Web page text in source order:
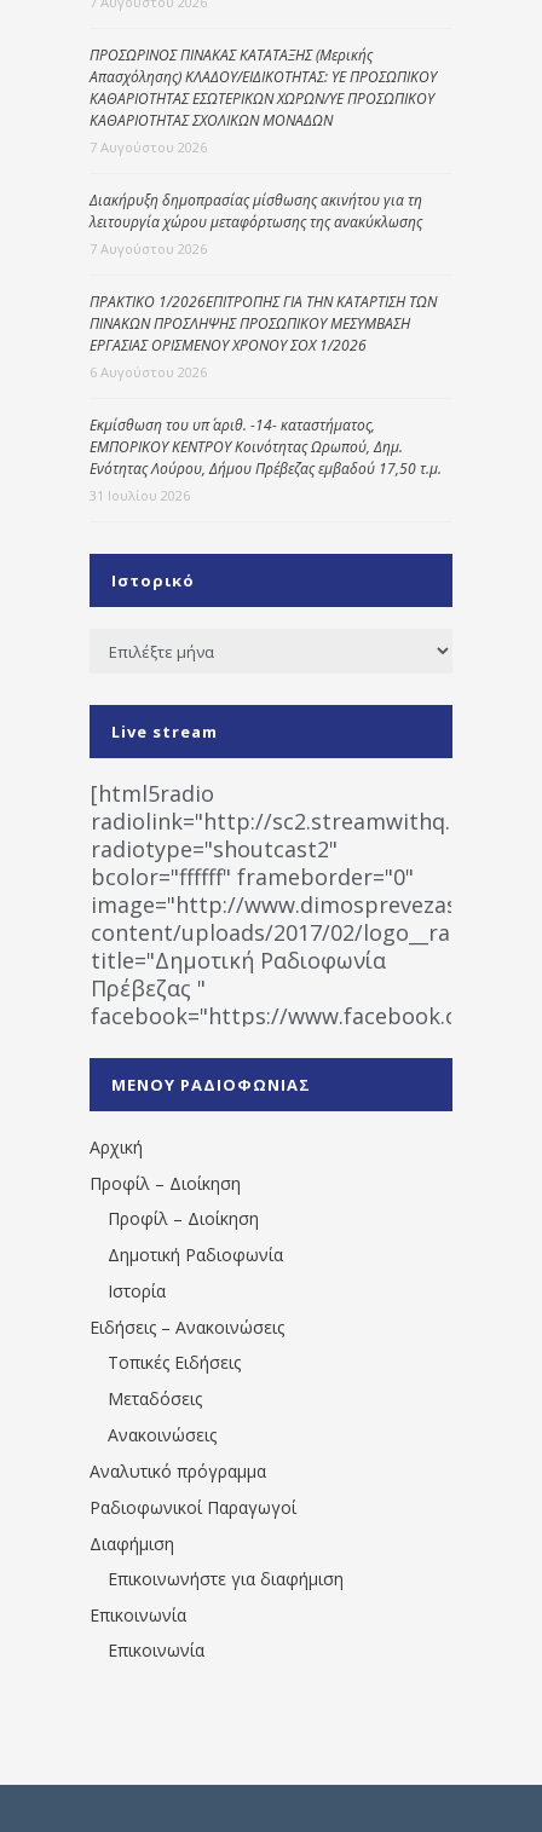
ΠΡΟΣΩΡΙΝΟΣ ΠΙΝΑΚΑΣ ΚΑΤΑΤΑΞΗΣ (Μερικής
Απασχόλησης) ΚΛΑΔΟΥ/ΕΙΔΙΚΟΤΗΤΑΣ: ΥΕ ΠΡΟΣΩΠΙΚΟΥ
ΚΑΘΑΡΙΟΤΗΤΑΣ ΕΣΩΤΕΡΙΚΩΝ ΧΩΡΩΝ/ΥΕ ΠΡΟΣΩΠΙΚΟΥ
ΚΑΘΑΡΙΟΤΗΤΑΣ ΣΧΟΛΙΚΩΝ ΜΟΝΑΔΩΝ
7 Αυγούστου 2026
Διακήρυξη δημοπρασίας μίσθωσης ακινήτου για τη
λειτουργία χώρου μεταφόρτωσης της ανακύκλωσης
7 Αυγούστου 2026
ΠΡΑΚΤΙΚΟ 1/2026ΕΠΙΤΡΟΠΗΣ ΓΙΑ ΤΗΝ ΚΑΤΑΡΤΙΣΗ ΤΩΝ
ΠΙΝΑΚΩΝ ΠΡΟΣΛΗΨΗΣ ΠΡΟΣΩΠΙΚΟΥ ΜΕΣΥΜΒΑΣΗ
ΕΡΓΑΣΙΑΣ ΟΡΙΣΜΕΝΟΥ ΧΡΟΝΟΥ ΣΟΧ 1/2026
6 Αυγούστου 2026
Εκμίσθωση του υπ΄ αριθ. -14- καταστήματος,
ΕΜΠΟΡΙΚΟΥ ΚΕΝΤΡΟΥ Κοινότητας Ωρωπού, Δημ.
Ενότητας Λούρου, Δήμου Πρέβεζας εμβαδού 17,50 τ.μ.
31 Ιουλίου 2026
Ιστορικό
Ιστορικό
Live stream
[html5radio
radiolink="http://
radiotype="shoutcast2"
bcolor="ffffff" frameborder="0"
image="http://www.dimosprevezas.gr/wp-
content/uploads/2017/02/
title="Δημοτική Ραδιοφωνία
Πρέβεζας "
facebook="https://www.facebook.com/
1531194763766854/" artist="" ]
ΜΕΝΟΥ ΡΑΔΙΟΦΩΝΙΑΣ
Αρχική
Προφίλ – Διοίκηση
Προφίλ – Διοίκηση
Δημοτική Ραδιοφωνία
Ιστορία
Ειδήσεις – Ανακοινώσεις
Τοπικές Ειδήσεις
Μεταδόσεις
Ανακοινώσεις
Αναλυτικό πρόγραμμα
Ραδιοφωνικοί Παραγωγοί
Διαφήμιση
Επικοινωνήστε για διαφήμιση
Επικοινωνία
Επικοινωνία